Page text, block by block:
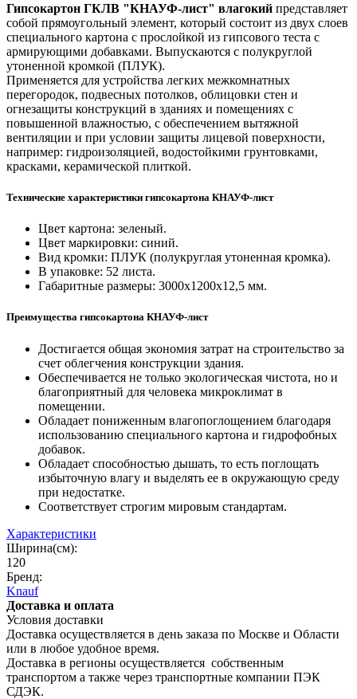
Гипсокартон ГКЛВ "КНАУФ-лист" влагокий представляет
собой прямоугольный элемент, который состоит из двух слоев
специального картона с прослойкой из гипсового теста с
армирующими добавками. Выпускаются с полукруглой
утоненной кромкой (ПЛУК).
Применяется для устройства легких межкомнатных
перегородок, подвесных потолков, облицовки стен и
огнезащиты конструкций в зданиях и помещениях с
повышенной влажностью, с обеспечением вытяжной
вентиляции и при условии защиты лицевой поверхности,
например: гидроизоляцией, водостойкими грунтовками,
красками, керамической плиткой.
Технические характеристики гипсокартона КНАУФ-лист
Цвет картона: зеленый.
Цвет маркировки: синий.
Вид кромки: ПЛУК (полукруглая утоненная кромка).
В упаковке: 52 листа.
Габаритные размеры: 3000х1200х12,5 мм.
Преимущества гипсокартона КНАУФ-лист
Достигается общая экономия затрат на строительство за
счет облегчения конструкции здания.
Обеспечивается не только экологическая чистота, но и
благоприятный для человека микроклимат в
помещении.
Обладает пониженным влагопоглощением благодаря
использованию специального картона и гидрофобных
добавок.
Обладает способностью дышать, то есть поглощать
избыточную влагу и выделять ее в окружающую среду
при недостатке.
Соответствует строгим мировым стандартам.
Характеристики
Ширина(см):
120
Бренд:
Knauf
Доставка и оплата
Условия доставки
Доставка осуществляется в день заказа по Москве и Области
или в любое удобное время.
Доставка в регионы осуществляется собственным
транспортом а также через транспортные компании ПЭК
СДЭК.